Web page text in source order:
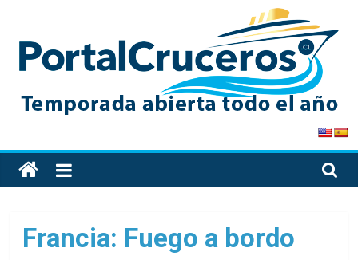
content
PortalCruceros
Toda
la
de
cruceros
Francia: Fuego a bordo